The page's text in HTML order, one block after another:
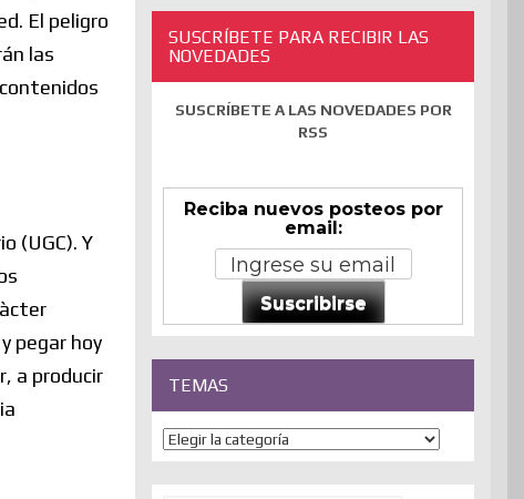
El peligro
las
(UGC). Y
pegar hoy
a producir
SUSCRÍBETE PARA RECIBIR LAS
NOVEDADES
SUSCRÍBETE A LAS NOVEDADES POR
RSS
Reciba nuevos posteos por
email:
Suscribirse
TEMAS
Temas